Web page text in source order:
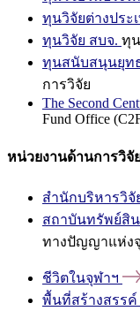
ทุนวิจัยต่างประ
ทุนวิจัย สบจ. ทุ
ทุนสนับสนุนยุท
การวิจัย
The Second
Fund Office
หน่วยงานด้านการวิจั
สำนักบริหารวิจั
สถาบันทรัพย์สิ
ทางปัญญาแห่ง
ชีวิตในจุฬาฯ
พื้นที่สร้างสรรค์